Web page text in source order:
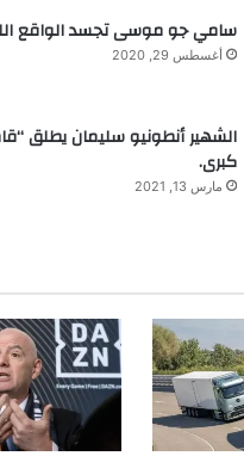
سامي جو موسى تجسد الواقع
أغسطس 29, 2020
الشهير أنطونيو سليمان يطلق
كبرى.
مارس 13, 2021